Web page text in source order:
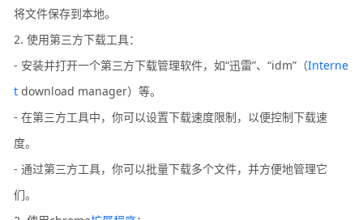
将文件保存到本地。
2. 使用第三方下载工具：
- 安装并打开一个第三方下载管理软件，如“迅雷”、“idm”（Interne
t download manager）等。
- 在第三方工具中，你可以设置下载速度限制，以便控制下载速
度。
- 通过第三方工具，你可以批量下载多个文件，并方便地管理它
们。